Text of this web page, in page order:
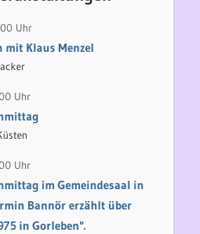
Uhr
mit Klaus Menzel
Uhr
Uhr
im Gemeindesaal in
Bannör erzählt über
in Gorleben".